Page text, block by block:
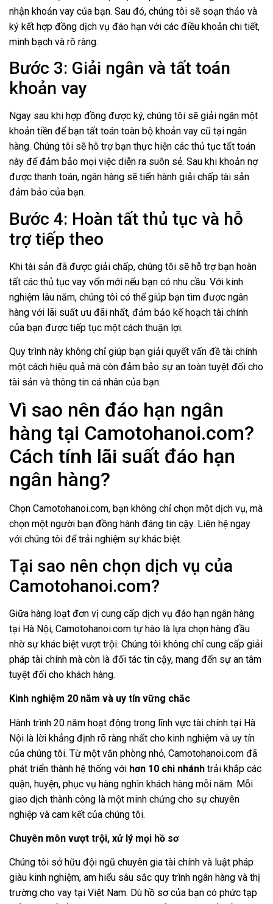
nhận khoản vay của bạn. Sau đó, chúng tôi sẽ soạn thảo và
ký kết hợp đồng dịch vụ đáo hạn với các điều khoản chi tiết,
minh bạch và rõ ràng.
Bước 3: Giải ngân và tất toán
khoản vay
Ngay sau khi hợp đồng được ký, chúng tôi sẽ giải ngân một
khoản tiền để bạn tất toán toàn bộ khoản vay cũ tại ngân
hàng. Chúng tôi sẽ hỗ trợ bạn thực hiện các thủ tục tất toán
này để đảm bảo mọi việc diễn ra suôn sẻ. Sau khi khoản nợ
được thanh toán, ngân hàng sẽ tiến hành giải chấp tài sản
đảm bảo của bạn.
Bước 4: Hoàn tất thủ tục và hỗ
trợ tiếp theo
Khi tài sản đã được giải chấp, chúng tôi sẽ hỗ trợ bạn hoàn
tất các thủ tục vay vốn mới nếu bạn có nhu cầu. Với kinh
nghiệm lâu năm, chúng tôi có thể giúp bạn tìm được ngân
hàng với lãi suất ưu đãi nhất, đảm bảo kế hoạch tài chính
của bạn được tiếp tục một cách thuận lợi.
Quy trình này không chỉ giúp bạn giải quyết vấn đề tài chính
một cách hiệu quả mà còn đảm bảo sự an toàn tuyệt đối cho
tài sản và thông tin cá nhân của bạn.
Vì sao nên đáo hạn ngân
hàng tại Camotohanoi.com?
Cách tính lãi suất đáo hạn
ngân hàng?
Chọn Camotohanoi.com, bạn không chỉ chọn một dịch vụ, mà
chọn một người bạn đồng hành đáng tin cậy. Liên hệ ngay
với chúng tôi để trải nghiệm sự khác biệt.
Tại sao nên chọn dịch vụ của
Camotohanoi.com?
Giữa hàng loạt đơn vị cung cấp dịch vụ đáo hạn ngân hàng
tại Hà Nội, Camotohanoi.com tự hào là lựa chọn hàng đầu
nhờ sự khác biệt vượt trội. Chúng tôi không chỉ cung cấp giải
pháp tài chính mà còn là đối tác tin cậy, mang đến sự an tâm
tuyệt đối cho khách hàng.
Kinh nghiệm 20 năm và uy tín vững chắc
Hành trình 20 năm hoạt động trong lĩnh vực tài chính tại Hà
Nội là lời khẳng định rõ ràng nhất cho kinh nghiệm và uy tín
của chúng tôi. Từ một văn phòng nhỏ, Camotohanoi.com đã
phát triển thành hệ thống với hơn 10 chi nhánh trải khắp các
quận, huyện, phục vụ hàng nghìn khách hàng mỗi năm. Mỗi
giao dịch thành công là một minh chứng cho sự chuyên
nghiệp và cam kết của chúng tôi.
Chuyên môn vượt trội, xử lý mọi hồ sơ
Chúng tôi sở hữu đội ngũ chuyên gia tài chính và luật pháp
giàu kinh nghiệm, am hiểu sâu sắc quy trình ngân hàng và thị
trường cho vay tại Việt Nam. Dù hồ sơ của bạn có phức tạp